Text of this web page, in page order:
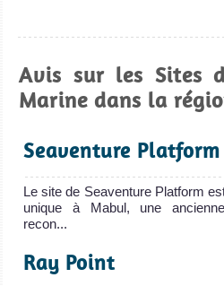
Avis sur les Sites
Marine dans la
Seaventure Platform
Le site de Seaventure Platform
unique à Mabul, une
recon...
Ray Point